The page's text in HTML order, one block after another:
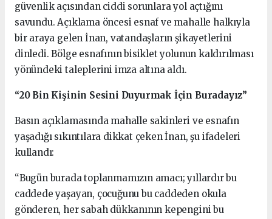
güvenlik açısından ciddi sorunlara yol açtığını
savundu. Açıklama öncesi esnaf ve mahalle halkıyla
bir araya gelen İnan, vatandaşların şikayetlerini
dinledi. Bölge esnafının bisiklet yolunun kaldırılması
yönündeki taleplerini imza altına aldı.
“20 Bin Kişinin Sesini Duyurmak İçin Buradayız”
Basın açıklamasında mahalle sakinleri ve esnafın
yaşadığı sıkıntılara dikkat çeken İnan, şu ifadeleri
kullandı:
“Bugün burada toplanmamızın amacı; yıllardır bu
caddede yaşayan, çocuğunu bu caddeden okula
gönderen, her sabah dükkanının kepengini bu